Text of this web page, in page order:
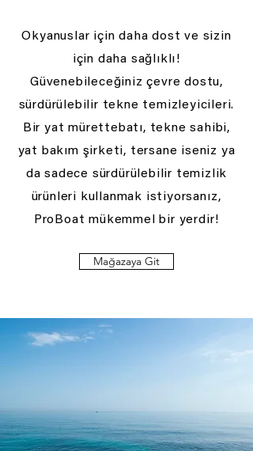
Okyanuslar için daha dost ve sizin
için daha sağlıklı!
Güvenebileceğiniz çevre dostu,
sürdürülebilir tekne temizleyicileri.
Bir yat mürettebatı, tekne sahibi,
yat bakım şirketi, tersane iseniz ya
da sadece sürdürülebilir temizlik
ürünleri kullanmak istiyorsanız,
ProBoat mükemmel bir yerdir!
Mağazaya Git